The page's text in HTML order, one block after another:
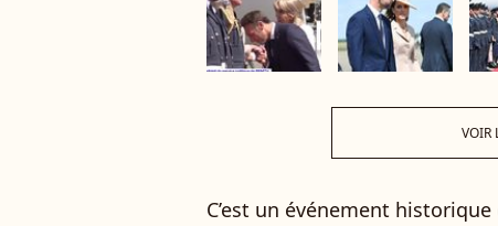
VOIR
C’est un événement